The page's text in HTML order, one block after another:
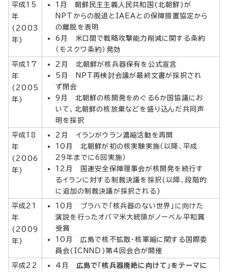
平成15
年
(2003
年)
1月 朝鮮民主主義人民共和国(北朝鮮)が
NPTからの脱退とIAEAとの保障措置協定から
の離脱を表明
6月 米ロ間で戦略攻撃能力削減に関する条約
（モスクワ条約）発効
平成17
年
(2005
年)
2月 北朝鮮が核兵器保有を公式宣言
5月 NPT再検討会議が最終文書が採択され
ず閉会
9月 北朝鮮の核開発をめぐる6か国協議にお
いて、北朝鮮の核放棄などを盛り込んだ共同声
明を採択
平成18
年
(2006
年)
2月 イランがウラン濃縮活動を再開
10月 北朝鮮が初の核実験実施（以降、平成
29年までに6回実施）
12月 国連安全保障理事会が核開発を続行す
るイランに対する制裁決議を採択(以降、段階的
に追加の制裁決議が採択される)
平成21
年
(2009
年)
10月 プラハで「核兵器のない世界」に向けた
演説を行ったオバマ米大統領がノーベル平和賞
受賞
10月 広島で核不拡散・核軍縮に関する国際委
員会(ICNND)第4回会合が開催
平成22
4月 広島で「核兵器廃絶に向けて」をテーマに